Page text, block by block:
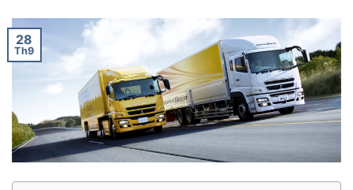
28
Th9